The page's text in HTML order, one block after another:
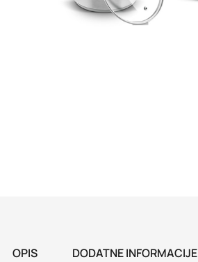
OPIS DODATNE INFORMACIJE